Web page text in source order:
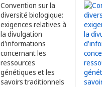
Convention sur la
diversité biologique:
exigences relatives à
la divulgation
d'informations
concernant les
ressources
génétiques et les
savoirs traditionnels